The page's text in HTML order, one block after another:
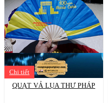
Chi tiết
QUẠT VẢ LỤA THƯ PHÁP